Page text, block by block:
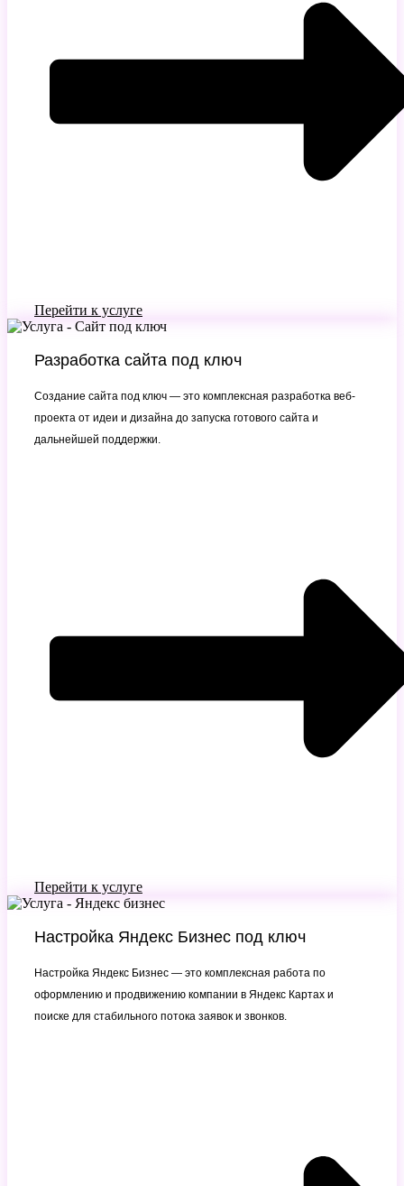
Перейти к услуге
Разработка сайта под ключ
Создание сайта под ключ — это комплексная разработка веб-
проекта от идеи и дизайна до запуска готового сайта и
дальнейшей поддержки.
Перейти к услуге
Настройка Яндекс Бизнес под ключ
Настройка Яндекс Бизнес — это комплексная работа по
оформлению и продвижению компании в Яндекс Картах и
поиске для стабильного потока заявок и звонков.